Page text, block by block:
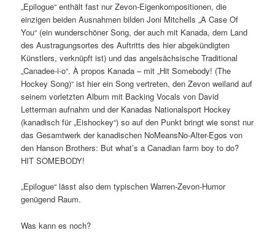
„Epilogue“ enthält fast nur Zevon-Eigenkompositionen, die
einzigen beiden Ausnahmen bilden Joni Mitchells „A Case Of
You“ (ein wunderschöner Song, der auch mit Kanada, dem Land
des Austragungsortes des Auftritts des hier abgekündigten
Künstlers, verknüpft ist) und das angelsächsische Traditional
„Canadee-i-o“. À propos Kanada – mit „Hit Somebody! (The
Hockey Song)“ ist hier ein Song vertreten, den Zevon weiland auf
seinem vorletzten Album mit Backing Vocals von David
Letterman aufnahm und der Kanadas Nationalsport Hockey
(kanadisch für „Eishockey“) so auf den Punkt bringt wie sonst nur
das Gesamtwerk der kanadischen NoMeansNo-Alter-Egos von
den Hanson Brothers: But what’s a Canadian farm boy to do?
HIT SOMEBODY!
„Epilogue“ lässt also dem typischen Warren-Zevon-Humor
genügend Raum.
Was kann es noch?